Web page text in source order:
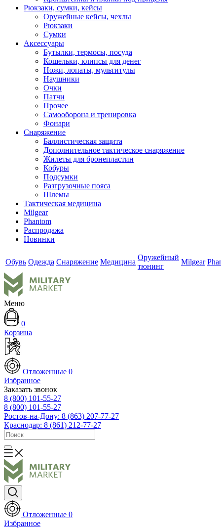
Рюкзаки, сумки, кейсы
Оружейные кейсы, чехлы
Рюкзаки
Сумки
Аксессуары
Бутылки, термосы, посуда
Кошельки, клипсы для денег
Ножи, лопаты, мультитулы
Наушники
Очки
Патчи
Прочее
Самооборона и тренировка
Фонари
Снаряжение
Баллистическая защита
Дополнительное тактическое снаряжение
Жилеты для бронепластин
Кобуры
Подсумки
Разгрузочные пояса
Шлемы
Тактическая медицина
Milgear
Phantom
Распродажа
Новинки
Обувь Одежда Снаряжение Медицина
Оружейный
тюнинг
Milgear
Меню
0
Корзина
Отложенные 0
Избранное
Заказать звонок
8 (800) 101-55-27
8 (800) 101-55-27
Ростов-на-Дону: 8 (863) 207-77-27
Краснодар: 8 (861) 212-77-27
Отложенные 0
Избранное